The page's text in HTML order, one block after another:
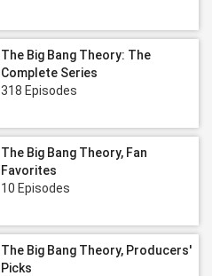
The Big Bang Theory: The
Complete Series
318 Episodes
The Big Bang Theory, Fan
Favorites
10 Episodes
The Big Bang Theory, Producers'
Picks